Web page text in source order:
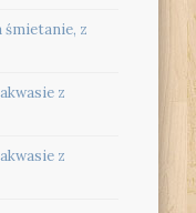
śmietanie, z
z
z